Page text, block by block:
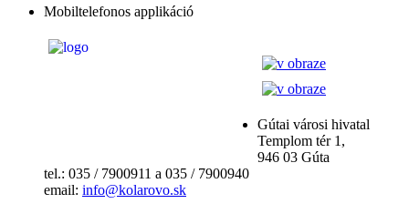
Mobiltelefonos applikáció
Gútai városi hivatal
Templom tér 1,
946 03 Gúta
tel.: 035 / 7900911 a 035 / 7900940
email: info@kolarovo.sk